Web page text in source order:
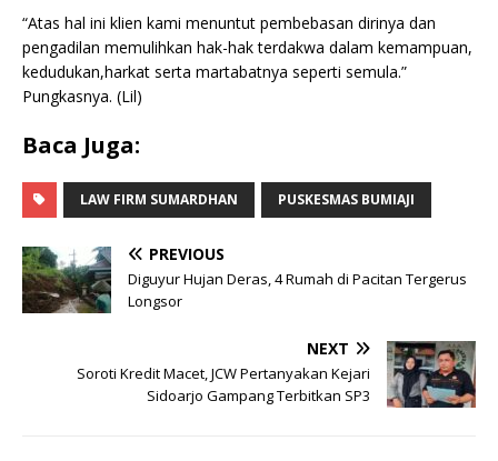
“Atas hal ini klien kami menuntut pembebasan dirinya dan
pengadilan memulihkan hak-hak terdakwa dalam kemampuan,
kedudukan,harkat serta martabatnya seperti semula.”
Pungkasnya. (Lil)
Baca Juga:
LAW FIRM SUMARDHAN PUSKESMAS BUMIAJI
PREVIOUS
Diguyur Hujan Deras, 4 Rumah di Pacitan Tergerus
Longsor
NEXT
Soroti Kredit Macet, JCW Pertanyakan Kejari
Sidoarjo Gampang Terbitkan SP3